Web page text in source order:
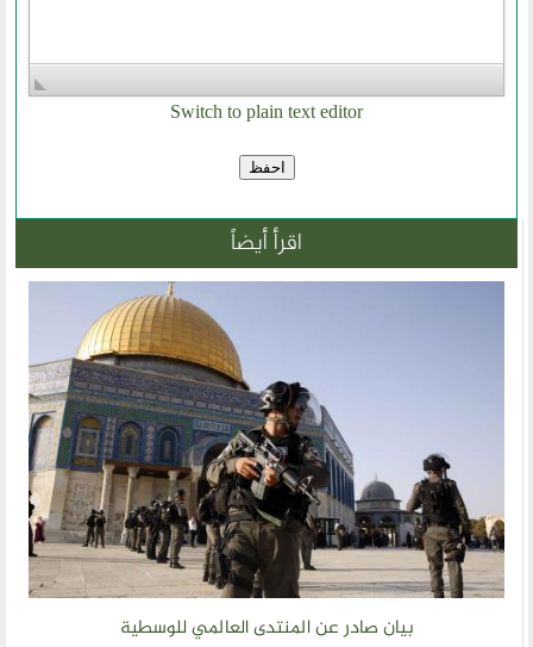
Switch to plain text editor
اقرأ أيضاً
بيان صادر عن المنتدى العالمي للوسطية